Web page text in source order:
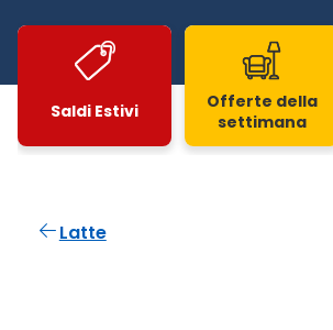
Saldi Estivi
Offerte della
settimana
Latte